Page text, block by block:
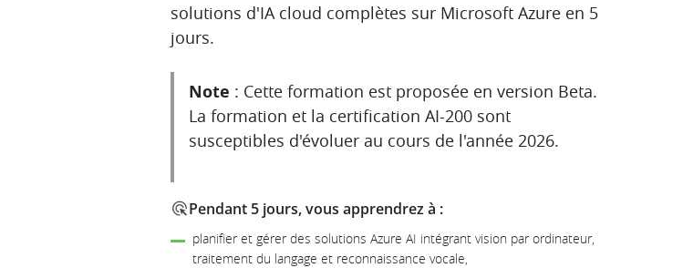
solutions d'IA cloud complètes sur Microsoft Azure en 5
jours.
Note : Cette formation est proposée en version Beta.
La formation et la certification AI-200 sont
susceptibles d'évoluer au cours de l'année 2026.
Pendant 5 jours, vous apprendrez à :
planifier et gérer des solutions Azure AI intégrant vision par ordinateur,
traitement du langage et reconnaissance vocale,